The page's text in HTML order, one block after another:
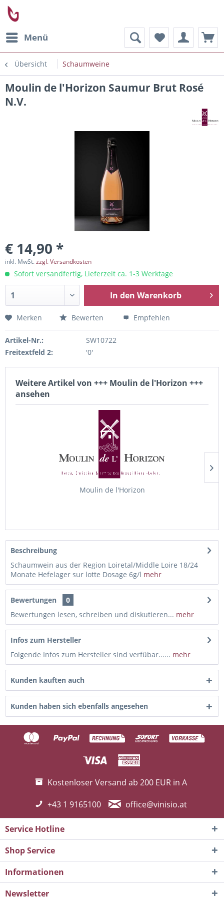
Menü
Übersicht Schaumweine
Moulin de l'Horizon Saumur Brut Rosé
N.V.
€ 14,90 *
inkl. MwSt.zzgl. Versandkosten
Sofort versandfertig, Lieferzeit ca. 1-3 Werktage
In den Warenkorb
Merken Bewerten Empfehlen
Artikel-Nr.:
SW10722
Freitextfeld 2:
'0'
Weitere Artikel von +++ Moulin de l'Horizon +++
ansehen
Moulin de l'Horizon
Beschreibung
Schaumwein aus der Region Loiretal/Middle Loire 18/24
Monate Hefelager sur lotte Dosage 6g/l mehr
Bewertungen
0
Bewertungen lesen, schreiben und diskutieren... mehr
Infos zum Hersteller
Folgende Infos zum Hersteller sind verfübar...... mehr
Kunden kauften auch
Kunden haben sich ebenfalls angesehen
Kostenloser Versand ab 200 EUR in A
+43 1 9165100
office@vinisio.at
Service Hotline
Shop Service
Informationen
Newsletter